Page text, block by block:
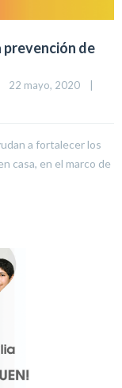
de
22 mayo, 2020 |
a fortalecer los
casa, en el marco de